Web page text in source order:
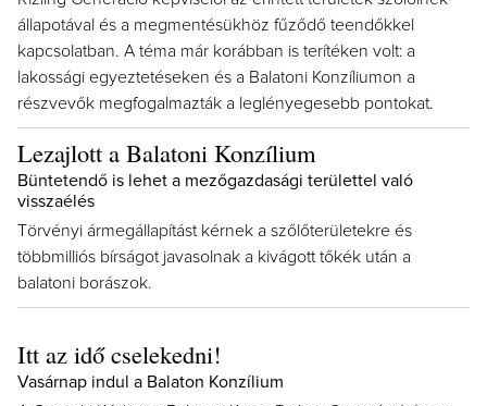
állapotával és a megmentésükhöz fűződő teendőkkel
kapcsolatban. A téma már korábban is terítéken volt: a
lakossági egyeztetéseken és a Balatoni Konzíliumon a
részvevők megfogalmazták a leglényegesebb pontokat.
Lezajlott a Balatoni Konzílium
Büntetendő is lehet a mezőgazdasági területtel való
visszaélés
Törvényi ármegállapítást kérnek a szőlőterületekre és
többmilliós bírságot javasolnak a kivágott tőkék után a
balatoni borászok.
Itt az idő cselekedni!
Vasárnap indul a Balaton Konzílium